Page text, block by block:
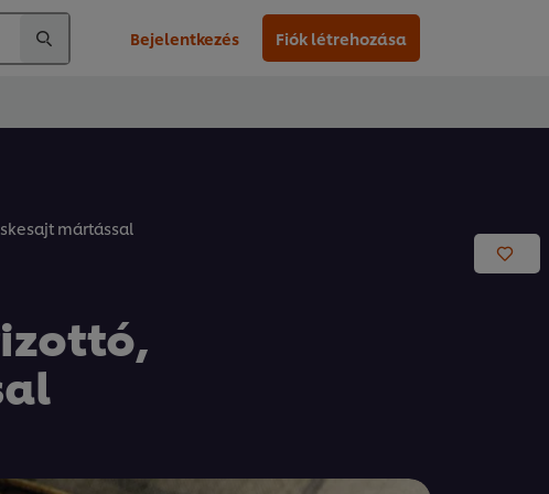
Bejelentkezés Fiók létrehozása
mártással